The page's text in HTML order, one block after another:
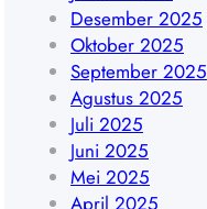
Desember 2025
Oktober 2025
September 2025
Agustus 2025
Juli 2025
Juni 2025
Mei 2025
April 2025